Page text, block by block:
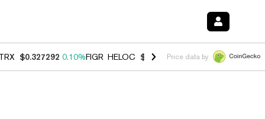
TRX $0.327292 0.10%FIGR_HELOC $1.007 -1.20%HYPE $54.37 -
Price data by